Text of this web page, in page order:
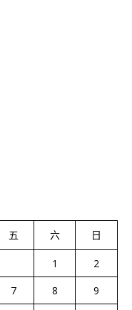
五 六 日
1
2
7 8
9